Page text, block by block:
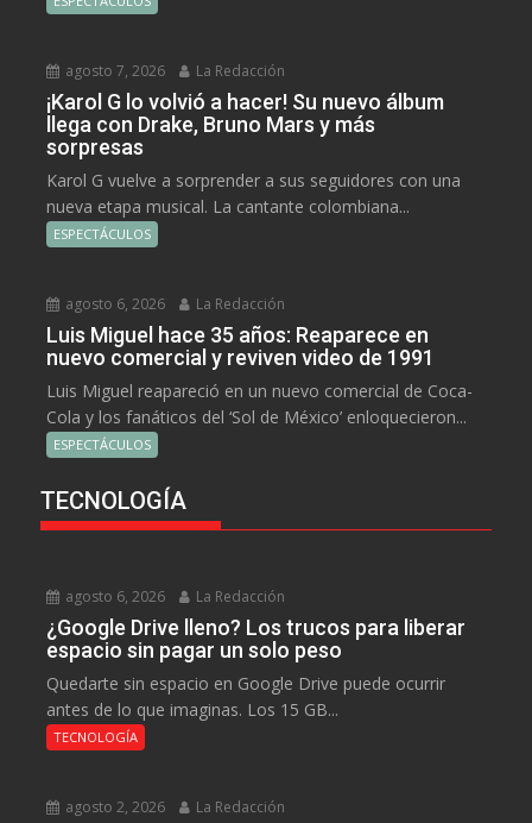
agosto 7, 2026 La Redacción
¡Karol G lo volvió a hacer! Su nuevo álbum
llega con Drake, Bruno Mars y más
sorpresas
Karol G vuelve a sorprender a sus seguidores con una
nueva etapa musical. La cantante colombiana...
ESPECTÁCULOS
agosto 6, 2026 La Redacción
Luis Miguel hace 35 años: Reaparece en
nuevo comercial y reviven video de 1991
Luis Miguel reapareció en un nuevo comercial de Coca-
Cola y los fanáticos del ‘Sol de México’ enloquecieron...
ESPECTÁCULOS
TECNOLOGÍA
agosto 6, 2026 La Redacción
¿Google Drive lleno? Los trucos para liberar
espacio sin pagar un solo peso
Quedarte sin espacio en Google Drive puede ocurrir
antes de lo que imaginas. Los 15 GB...
TECNOLOGÍA
agosto 2, 2026 La Redacción